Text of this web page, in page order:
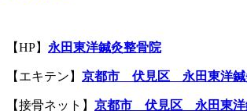
【HP】 永田東洋鍼灸整骨院
【エキテン】 京都市 伏見区 永田東洋鍼
【接骨ネット】 京都市 伏見区 永田東洋